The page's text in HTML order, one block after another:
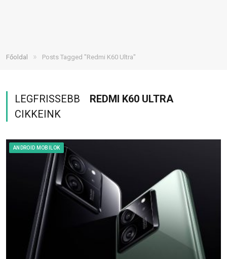
Főoldal » Posts Tagged "Redmi K60 Ultra"
LEGFRISSEBB
REDMI K60 ULTRA
CIKKEINK
ANDROID MOBILOK